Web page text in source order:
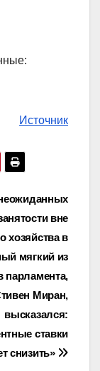
Источник
вне
хозяйства в
мягкий из
парламента,
Миран,
высказался:
ставки
снизить»